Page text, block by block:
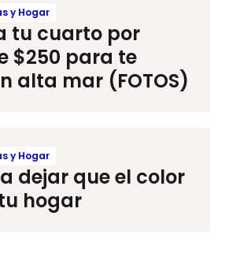
y Hogar
tu cuarto por
$250 para te
alta mar (FOTOS)
y Hogar
dejar que el color
hogar